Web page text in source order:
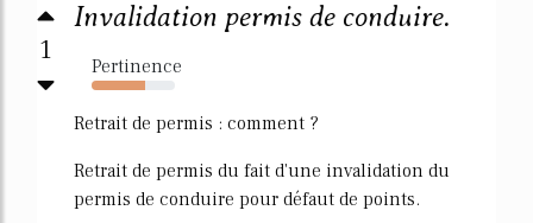
1
Invalidation permis de conduire.
Pertinence
64%
Retrait de permis : comment ?
Retrait de permis du fait d'une invalidation du
permis de conduire pour défaut de points.